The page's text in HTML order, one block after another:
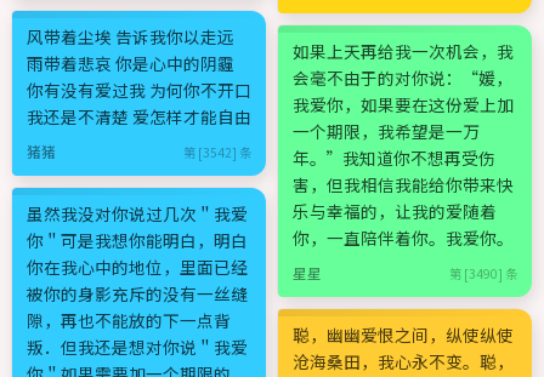
风带着尘埃 告诉我你以走远
雨带着悲哀 你是心中的阴霾
你有没有爱过我 为何你不开口
我还是不清楚 爱怎样才能自由
猪猪 第 [3542] 条
虽然我没对你说过几次＂我爱
你＂可是我想你能明白，明白
你在我心中的地位，里面已经
被你的身影充斥的没有一丝缝
隙，再也不能放的下一点背
叛．但我还是想对你说＂我爱
如果上天再给我一次机会，我
会毫不由于的对你说：“媛，
我爱你，如果要在这份爱上加
一个期限，我希望是一万
年。”我知道你不想再受伤
害，但我相信我能给你带来快
乐与幸福的，让我的爱随着
你，一直陪伴着你。我爱你。
星星 第 [3490] 条
聪，幽幽爱恨之间，纵使纵使
沧海桑田，我心永不变。聪，